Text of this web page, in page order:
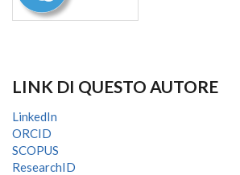
LINK DI QUESTO AUTORE
LinkedIn
ORCID
SCOPUS
ResearchID